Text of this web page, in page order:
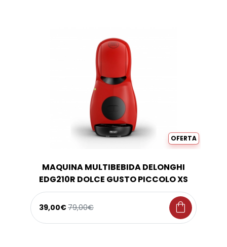
OFERTA
MAQUINA MULTIBEBIDA DELONGHI
EDG210R DOLCE GUSTO PICCOLO XS
39,00€79,00€ shopping_bag